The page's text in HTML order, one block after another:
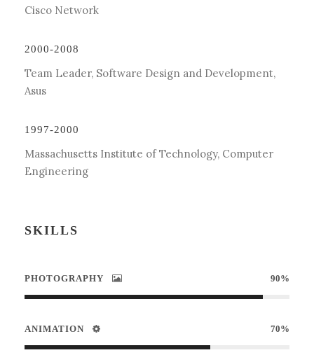
Cisco Network
2000-2008
Team Leader, Software Design and Development,
Asus
1997-2000
Massachusetts Institute of Technology, Computer
Engineering
SKILLS
PHOTOGRAPHY 90%
ANIMATION 70%